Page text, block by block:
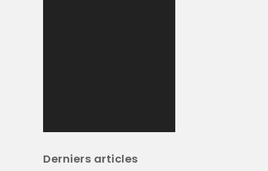
Derniers articles